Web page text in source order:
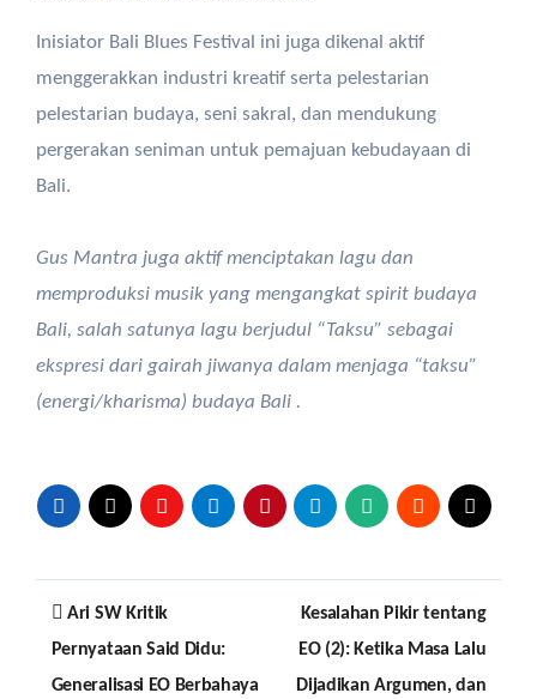
Inisiator Bali Blues Festival ini juga dikenal aktif
menggerakkan industri kreatif serta pelestarian
pelestarian budaya, seni sakral, dan mendukung
pergerakan seniman untuk pemajuan kebudayaan di
Bali.
Gus Mantra juga aktif menciptakan lagu dan
memproduksi musik yang mengangkat spirit budaya
Bali, salah satunya lagu berjudul “Taksu” sebagai
ekspresi dari gairah jiwanya dalam menjaga “taksu”
(energi/kharisma) budaya Bali .
Post
navigation
Ari SW Kritik
Pernyataan Said Didu:
Generalisasi EO Berbahaya
Kesalahan Pikir tentang
EO (2): Ketika Masa Lalu
Dijadikan Argumen, dan